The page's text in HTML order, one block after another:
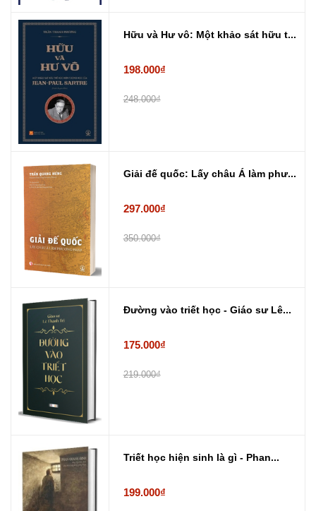
Hữu và Hư vô: Một khảo sát hữu t...
198.000₫
248.000₫
Giải đế quốc: Lấy châu Á làm phư...
297.000₫
350.000₫
Đường vào triết học - Giáo sư Lê...
175.000₫
219.000₫
Triết học hiện sinh là gì - Phan...
199.000₫